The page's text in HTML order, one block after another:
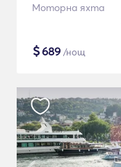
Моторна яхта
$689 /нощ